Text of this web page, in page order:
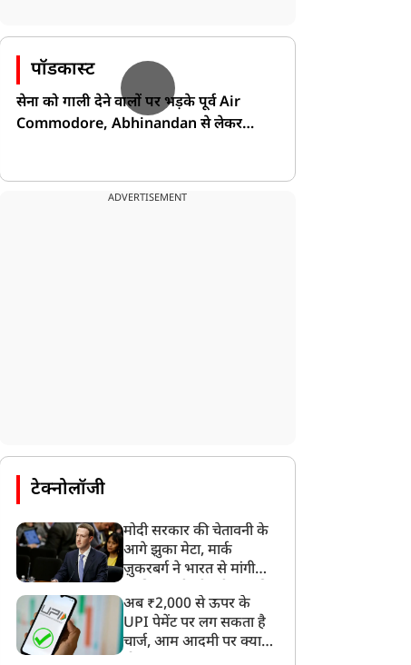
पॉडकास्ट
सेना को गाली देने वालों पर भड़के पूर्व Air
Commodore, Abhinandan से लेकर
ADVERTISEMENT
टेक्नोलॉजी
मोदी सरकार की चेतावनी के
आगे झुका मेटा, मार्क
ज़ुकरबर्ग ने भारत से मांगी
अब ₹2,000 से ऊपर के
UPI पेमेंट पर लग सकता है
चार्ज, आम आदमी पर क्या